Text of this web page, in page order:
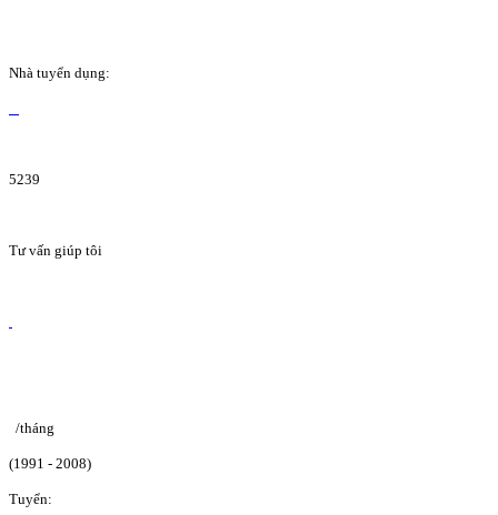
Nhà tuyển dụng:
5239
Tư vấn giúp tôi
/tháng
(1991 - 2008)
Tuyển: